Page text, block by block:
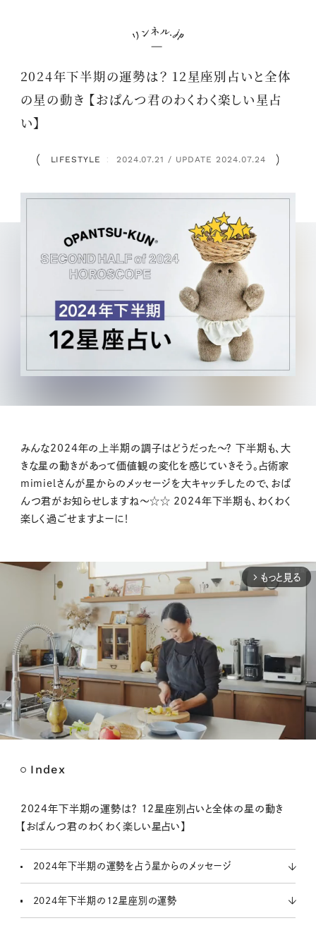
2024年下半期の運勢は？ 12星座別占いと全体
の星の動き 【おぱんつ君のわくわく楽しい星占
い】
LIFESTYLE ： 2024.07.21 / UPDATE 2024.07.24
みんな2024年の上半期の調子はどうだった〜？ 下半期も、大
きな星の動きがあって価値観の変化を感じていきそう。占術家
mimielさんが星からのメッセージを大キャッチしたので、おぱ
んつ君がお知らせしますね〜☆☆ 2024年下半期も、わくわく
楽しく過ごせますよーに！
arrow_forward_ios もっと見る
t
Index
2024年下半期の運勢は？ 12星座別占いと全体の星の動き
【おぱんつ君のわくわく楽しい星占い】
2024年下半期の運勢を占う星からのメッセージ
2024年下半期の12星座別の運勢